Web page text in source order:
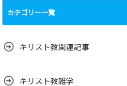
カテゴリー一覧
キリスト教関連記事
キリスト教雑学